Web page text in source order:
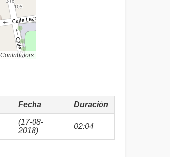
Contributors
Fecha Duración
(17-08-
2018)
02:04